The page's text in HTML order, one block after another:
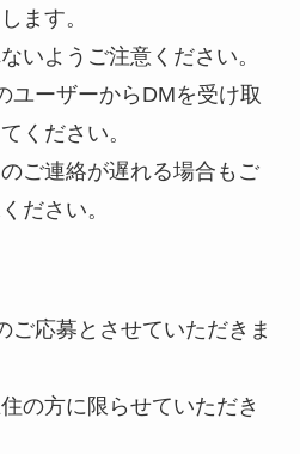
ます。
いようご注意ください。
ユーザーからDMを受け取
ください。
ご連絡が遅れる場合もご
ださい。
ご応募とさせていただきま
の方に限らせていただき